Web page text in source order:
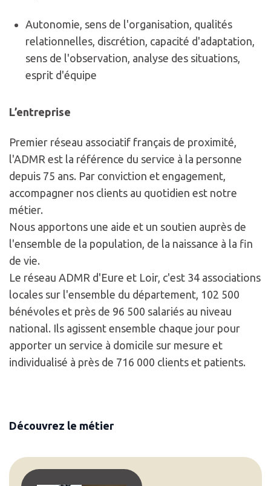
Autonomie, sens de l'organisation, qualités
relationnelles, discrétion, capacité d'adaptation,
sens de l'observation, analyse des situations,
esprit d'équipe
L’entreprise
Premier réseau associatif français de proximité,
l'ADMR est la référence du service à la personne
depuis 75 ans. Par conviction et engagement,
accompagner nos clients au quotidien est notre
métier.
Nous apportons une aide et un soutien auprès de
l'ensemble de la population, de la naissance à la fin
de vie.
Le réseau ADMR d'Eure et Loir, c'est 34 associations
locales sur l'ensemble du département, 102 500
bénévoles et près de 96 500 salariés au niveau
national. Ils agissent ensemble chaque jour pour
apporter un service à domicile sur mesure et
individualisé à près de 716 000 clients et patients.
Découvrez le métier